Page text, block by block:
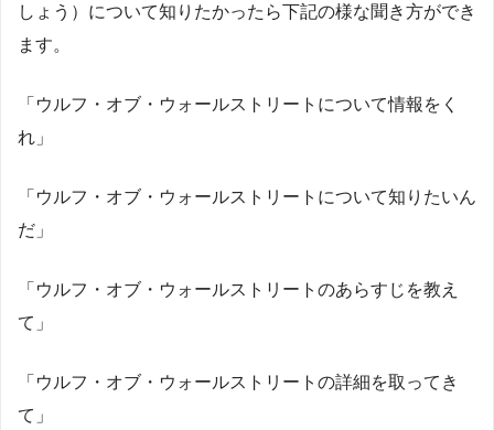
しょう）について知りたかったら下記の様な聞き方ができ
ます。
「ウルフ・オブ・ウォールストリートについて情報をく
れ」
「ウルフ・オブ・ウォールストリートについて知りたいん
だ」
「ウルフ・オブ・ウォールストリートのあらすじを教え
て」
「ウルフ・オブ・ウォールストリートの詳細を取ってき
て」